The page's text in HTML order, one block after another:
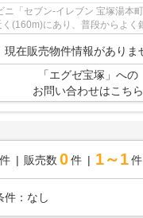
ニ「セブン-イレブン 宝塚湯本
(160m)にあり、普段からよく
現在販売物件情報がありま
「エグゼ宝塚」への
お問い合わせはこちら
件 販売数 0 件 1～1
： なし